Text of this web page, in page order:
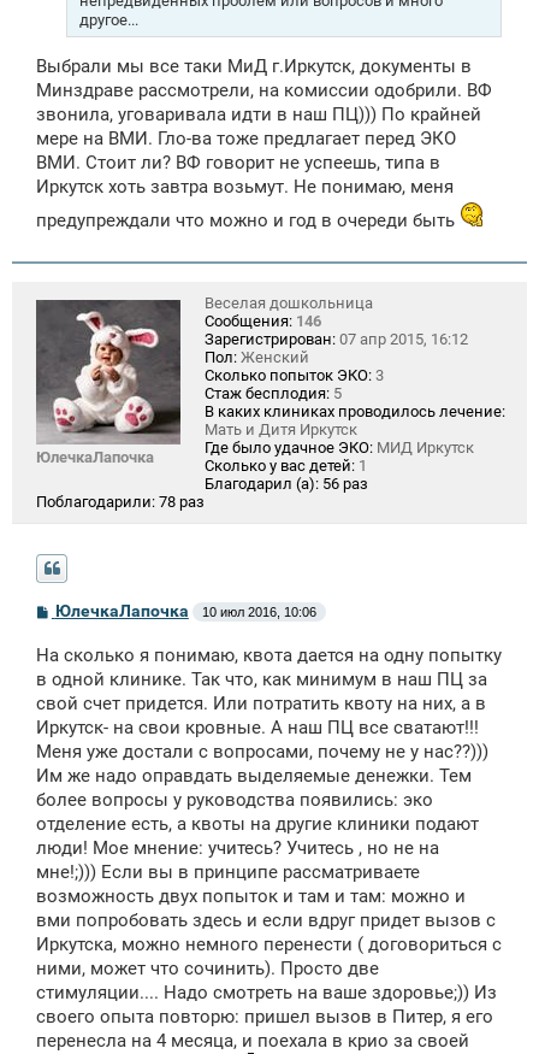
другое...
Выбрали мы все таки МиД г.Иркутск, документы в
Минздраве рассмотрели, на комиссии одобрили. ВФ
звонила, уговаривала идти в наш ПЦ))) По крайней
мере на ВМИ. Гло-ва тоже предлагает перед ЭКО
ВМИ. Стоит ли? ВФ говорит не успеешь, типа в
Иркутск хоть завтра возьмут. Не понимаю, меня
предупреждали что можно и год в очереди быть
ЮлечкаЛапочка
Веселая дошкольница
Сообщения: 146
Зарегистрирован: 07 апр 2015, 16:12
Пол: Женский
Сколько попыток ЭКО: 3
Стаж бесплодия: 5
В каких клиниках проводилось лечение:
Мать и Дитя Иркутск
Где было удачное ЭКО: МИД Иркутск
Сколько у вас детей: 1
Благодарил (а): 56 раз
Поблагодарили: 78 раз
С
б
щ
н
и
е
ЮлечкаЛапочка 10 июл 2016, 10:06
На сколько я понимаю, квота дается на одну попытку
в одной клинике. Так что, как минимум в наш ПЦ за
свой счет придется. Или потратить квоту на них, а в
Иркутск- на свои кровные. А наш ПЦ все сватают!!!
Меня уже достали с вопросами, почему не у нас??)))
Им же надо оправдать выделяемые денежки. Тем
более вопросы у руководства появились: эко
отделение есть, а квоты на другие клиники подают
люди! Мое мнение: учитесь? Учитесь , но не на
мне!;))) Если вы в принципе рассматриваете
возможность двух попыток и там и там: можно и
вми попробовать здесь и если вдруг придет вызов с
Иркутска, можно немного перенести ( договориться с
ними, может что сочинить). Просто две
стимуляции.... Надо смотреть на ваше здоровье;)) Из
своего опыта повторю: пришел вызов в Питер, я его
перенесла на 4 месяца, и поехала в крио за своей